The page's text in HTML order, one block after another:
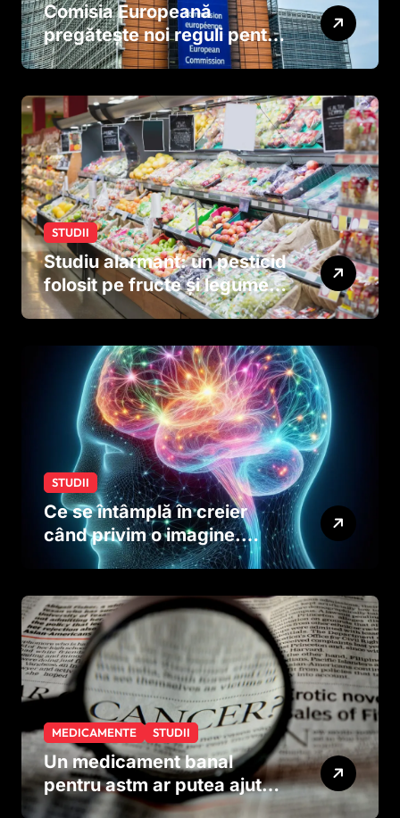
Comisia Europeană
pregătește noi reguli pentru
tutun și țigările electronice
STUDII
Studiu alarmant: un pesticid
folosit pe fructe și legume
ar putea afecta dezvoltarea
dinainte de naștere
STUDII
Ce se întâmplă în creier
când privim o imagine.
Studiul care explică rolul
MEDICAMENTE STUDII
Un medicament banal
pentru astm ar putea ajuta
în lupta împotriva